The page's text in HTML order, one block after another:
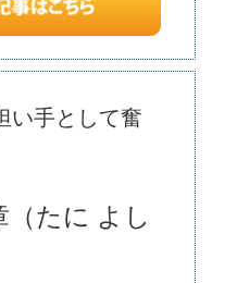
い手として奮
（たに よし